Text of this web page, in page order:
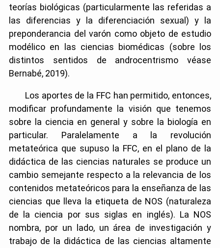
teorías biológicas (particularmente las referidas a
las diferencias y la diferenciación sexual) y la
preponderancia del varón como objeto de estudio
modélico en las ciencias biomédicas (sobre los
distintos sentidos de androcentrismo véase
Bernabé, 2019).
Los aportes de la FFC han permitido, entonces,
modificar profundamente la visión que tenemos
sobre la ciencia en general y sobre la biología en
particular. Paralelamente a la revolución
metateórica que supuso la FFC, en el plano de la
didáctica de las ciencias naturales se produce un
cambio semejante respecto a la relevancia de los
contenidos metateóricos para la enseñanza de las
ciencias que lleva la etiqueta de NOS (naturaleza
de la ciencia por sus siglas en inglés). La NOS
nombra, por un lado, un área de investigación y
trabajo de la didáctica de las ciencias altamente